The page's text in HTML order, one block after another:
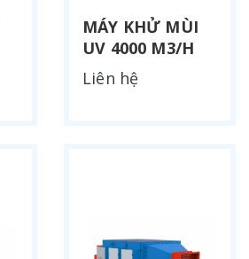
MÁY KHỬ MÙI
UV 4000 M3/H
Liên hệ